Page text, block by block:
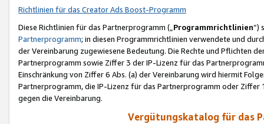
Richtlinien für das Creator Ads Boost-Programm
Diese Richtlinien für das Partnerprogramm („Programmrichtlinien“)
Partnerprogramm; in diesen Programmrichtlinien verwendete und
der Vereinbarung zugewiesene Bedeutung. Die Rechte und Pflichten
Partnerprogramm sowie Ziffer 3 der IP-Lizenz für das
Einschränkung von Ziffer 6 Abs. (a) der Vereinbarung wird hiermit
Partnerprogramm, die IP-Lizenz für das Partnerprogramm oder
gegen die Vereinbarung.
Vergütungskatalog für das